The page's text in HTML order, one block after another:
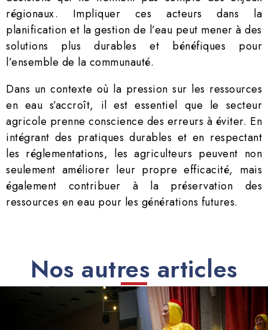
régionaux. Impliquer ces acteurs dans la
planification et la gestion de l’eau peut mener à des
solutions plus durables et bénéfiques pour
l’ensemble de la communauté.
Dans un contexte où la pression sur les ressources
en eau s’accroît, il est essentiel que le secteur
agricole prenne conscience des erreurs à éviter. En
intégrant des pratiques durables et en respectant
les réglementations, les agriculteurs peuvent non
seulement améliorer leur propre efficacité, mais
également contribuer à la préservation des
ressources en eau pour les générations futures.
Nos autres articles